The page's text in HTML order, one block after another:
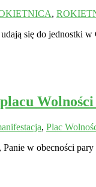
,
się do jednostki w
, Plac
w obecności pary